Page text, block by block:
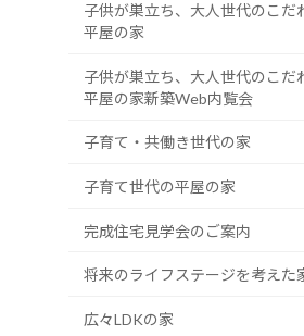
子供が巣立ち、大人世代のこだ
平屋の家
子供が巣立ち、大人世代のこだ
平屋の家新築Web内覧会
子育て・共働き世代の家
子育て世代の平屋の家
完成住宅見学会のご案内
将来のライフステージを考えた
広々LDKの家